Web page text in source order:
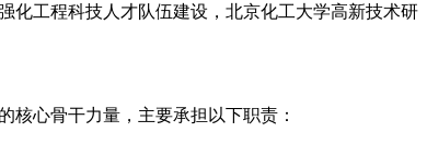
化工程科技人才队伍建设，北京化工大学高新技术研
心骨干力量，主要承担以下职责：